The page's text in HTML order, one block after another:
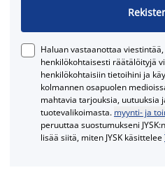
Haluan vastaanottaa
henkilökohtaisesti räätälöityjä
henkilökohtaisiin tietoihini ja
kolmannen osapuolen
mahtavia tarjouksia, uutuuksia
tuotevalikoimasta. myynti- ja
peruuttaa suostumukseni
lisää siitä, miten JYSK käsittelee